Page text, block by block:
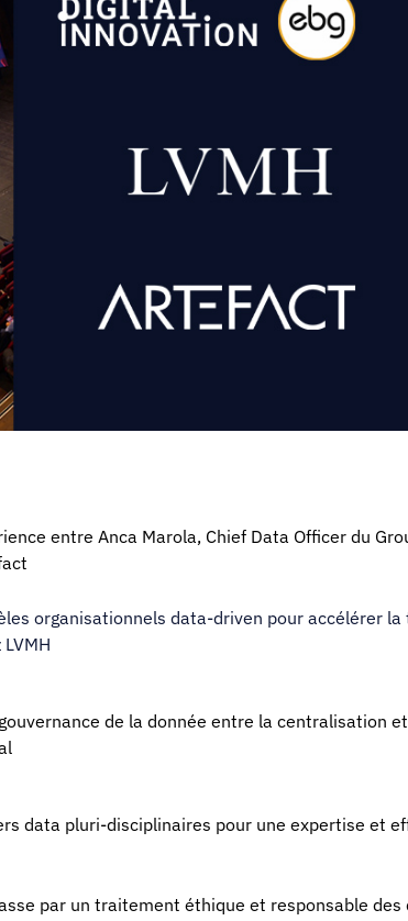
entre Anca Marola, Chief Data Officer du
organisationnels data-driven pour accélérer
de la donnée entre la centralisation
data pluri-disciplinaires pour une expertise et
par un traitement éthique et responsable des